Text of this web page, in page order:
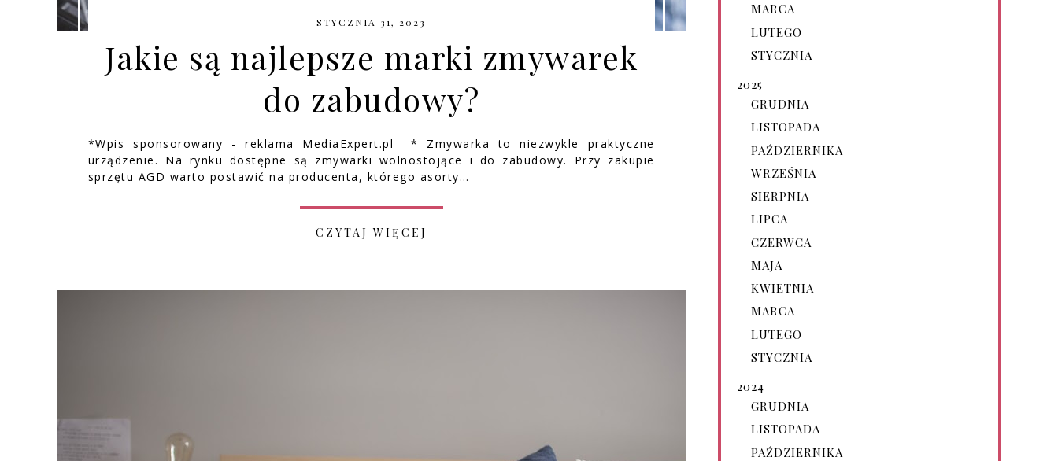
STYCZNIA 31, 2023
Jakie są najlepsze marki zmywarek
do zabudowy?
*Wpis sponsorowany - reklama MediaExpert.pl * Zmywarka to niezwykle praktyczne
urządzenie. Na rynku dostępne są zmywarki wolnostojące i do zabudowy. Przy zakupie
sprzętu AGD warto postawić na producenta, którego asorty…
CZYTAJ WIĘCEJ
MARCA
LUTEGO
STYCZNIA
2025
GRUDNIA
LISTOPADA
PAŹDZIERNIKA
WRZEŚNIA
SIERPNIA
LIPCA
CZERWCA
MAJA
KWIETNIA
MARCA
LUTEGO
STYCZNIA
2024
GRUDNIA
LISTOPADA
PAŹDZIERNIKA